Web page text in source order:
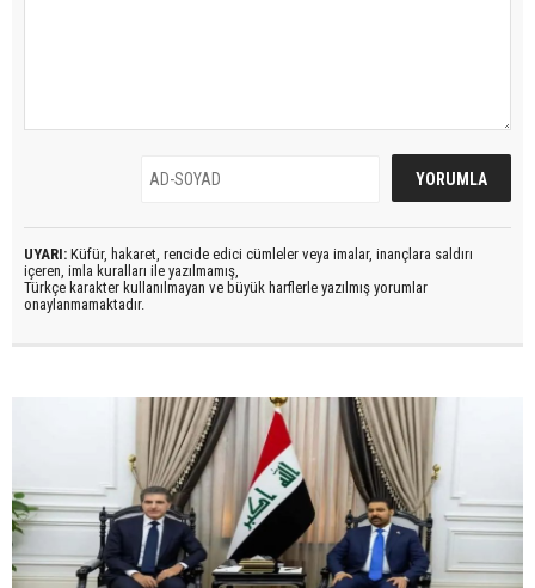
UYARI: Küfür, hakaret, rencide edici cümleler veya imalar, inançlara saldırı
içeren, imla kuralları ile yazılmamış,
Türkçe karakter kullanılmayan ve büyük harflerle yazılmış yorumlar
onaylanmamaktadır.